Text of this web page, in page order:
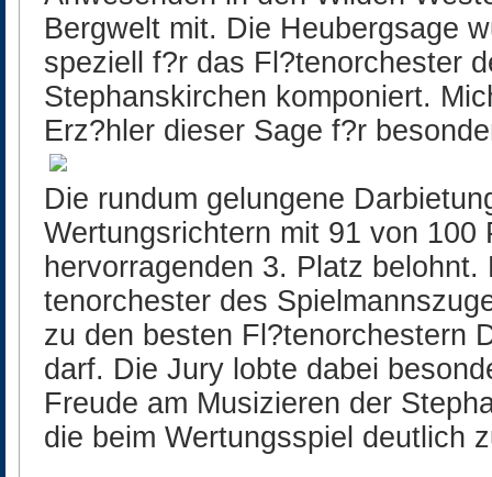
Bergwelt mit. Die Heubergsage
speziell f?r das Fl?tenorchester
Stephanskirchen komponiert.
Erz?hler dieser Sage f?r
Die rundum gelungene
Wertungsrichtern mit 91 von 100
hervorragenden 3. Platz
tenorchester des
zu den besten Fl?tenorchestern
darf. Die Jury lobte dabei
Freude am Musizieren der
die beim Wertungsspiel deutlich